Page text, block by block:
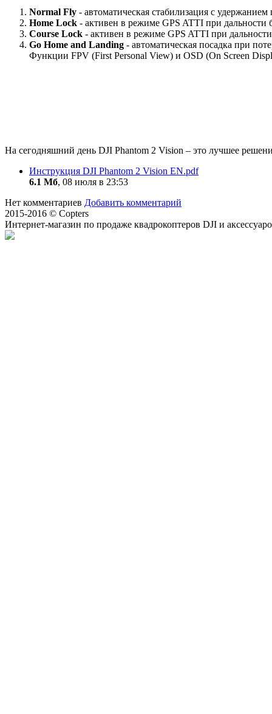
Normal Fly - автоматическая стабилизация с
Home Lock - активен в режиме GPS ATTI при дальности
Course Lock - активен в режиме GPS ATTI при
Go Home and Landing - автоматическая посадка при
Функции FPV (First Personal View) и OSD (On Screen
На сегодняшний день DJI Phantom 2 Vision – это лучшее
Инструкция DJI Phantom 2 Vision EN.pdf
6.1 Мб, 08 июля в 23:53
Нет комментариев Добавить комментарий
2015-2016 © Copters
Интернет-магазин по продаже квадрокоптеров DJI и